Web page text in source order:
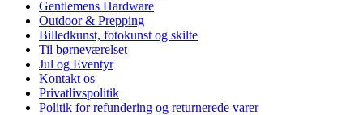
Gentlemens Hardware
Outdoor & Prepping
Billedkunst, fotokunst og skilte
Til børneværelset
Jul og Eventyr
Kontakt os
Privatlivspolitik
Politik for refundering og returnerede varer